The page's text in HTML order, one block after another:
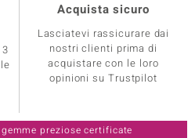
Acquista sicuro
Lasciatevi rassicurare dai
nostri clienti prima di
acquistare con le loro
opinioni su Trustpilot
preziose certificate